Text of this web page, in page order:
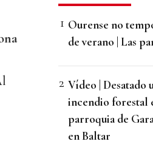
Ourense no
de verano | Las
Vídeo | Desatado
incendio forestal
parroquia de
en Baltar